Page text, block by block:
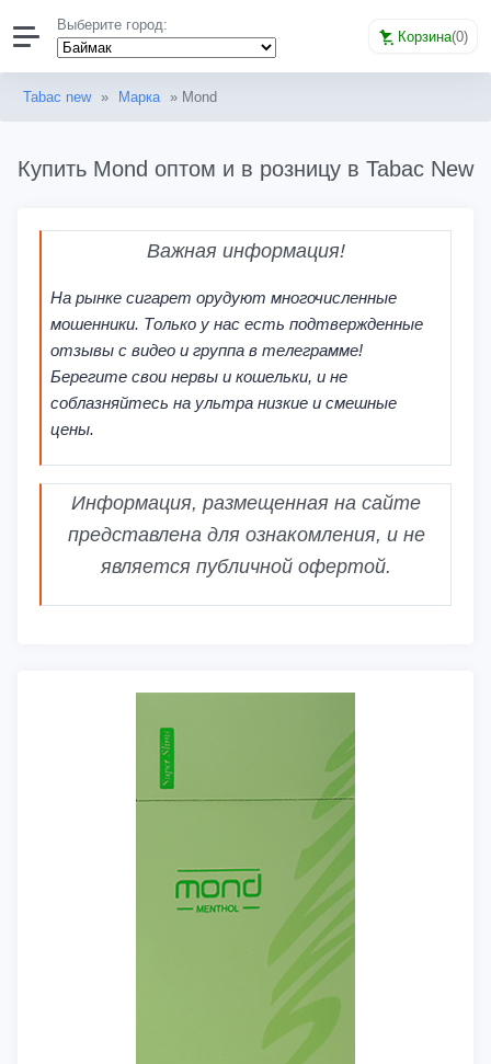
Выберите город:
Корзина(0)
Tabac new » Марка » Mond
Купить Mond оптом и в розницу в Tabac New
Важная информация!
На рынке сигарет орудуют многочисленные
мошенники. Только у нас есть подтвержденные
отзывы с видео и группа в телеграмме!
Берегите свои нервы и кошельки, и не
соблазняйтесь на ультра низкие и смешные
цены.
Информация, размещенная на сайте
представлена для ознакомления, и не
является публичной офертой.